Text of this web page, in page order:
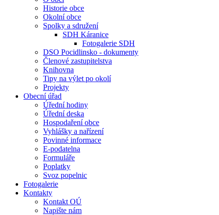
Historie obce
Okolní obce
Spolky a sdružení
SDH Káranice
Fotogalerie SDH
DSO Pocidlinsko - dokumenty
Členové zastupitelstva
Knihovna
Tipy na výlet po okolí
Projekty
Obecní úřad
Úřední hodiny
Úřední deska
Hospodaření obce
Vyhlášky a nařízení
Povinné informace
E-podatelna
Formuláře
Poplatky
Svoz popelnic
Fotogalerie
Kontakty
Kontakt OÚ
Napište nám